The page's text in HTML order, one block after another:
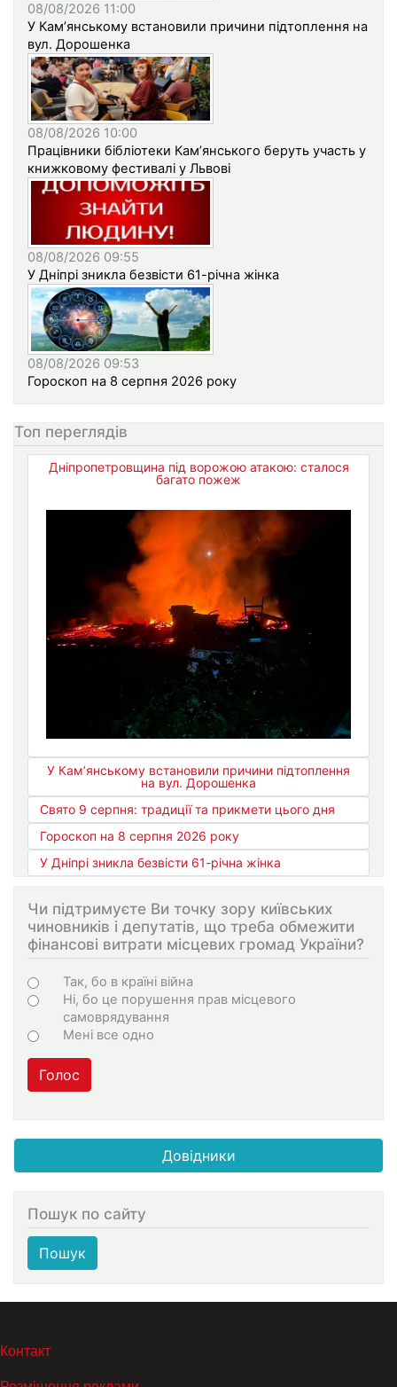
08/08/2026 11:00
У Кам’янському встановили причини підтоплення на
вул. Дорошенка
08/08/2026 10:00
Працівники бібліотеки Кам’янського беруть участь у
книжковому фестивалі у Львові
08/08/2026 09:55
У Дніпрі зникла безвісти 61-річна жінка
08/08/2026 09:53
Гороскоп на 8 серпня 2026 року
Топ переглядів
Дніпропетровщина під ворожою атакою: сталося
багато пожеж
У Кам’янському встановили причини підтоплення
на вул. Дорошенка
Свято 9 серпня: традиції та прикмети цього дня
Гороскоп на 8 серпня 2026 року
У Дніпрі зникла безвісти 61-річна жінка
Чи підтримуєте Ви точку зору київських
чиновників і депутатів, що треба обмежити
фінансові витрати місцевих громад України?
Варіанти
Так, бо в країні війна
Ні, бо це порушення прав місцевого
самоврядування
Мені все одно
Голос
Довідники
Пошук по сайту
Пошук
МЕНЮ В ПОДВАЛЕ
Контакт